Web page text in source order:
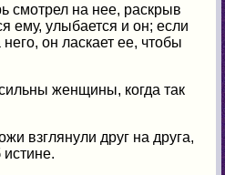
смотрел на нее, раскрыв
ему, улыбается и он; если
он ласкает ее, чтобы
женщины, когда так
взглянули друг на друга,
истине.